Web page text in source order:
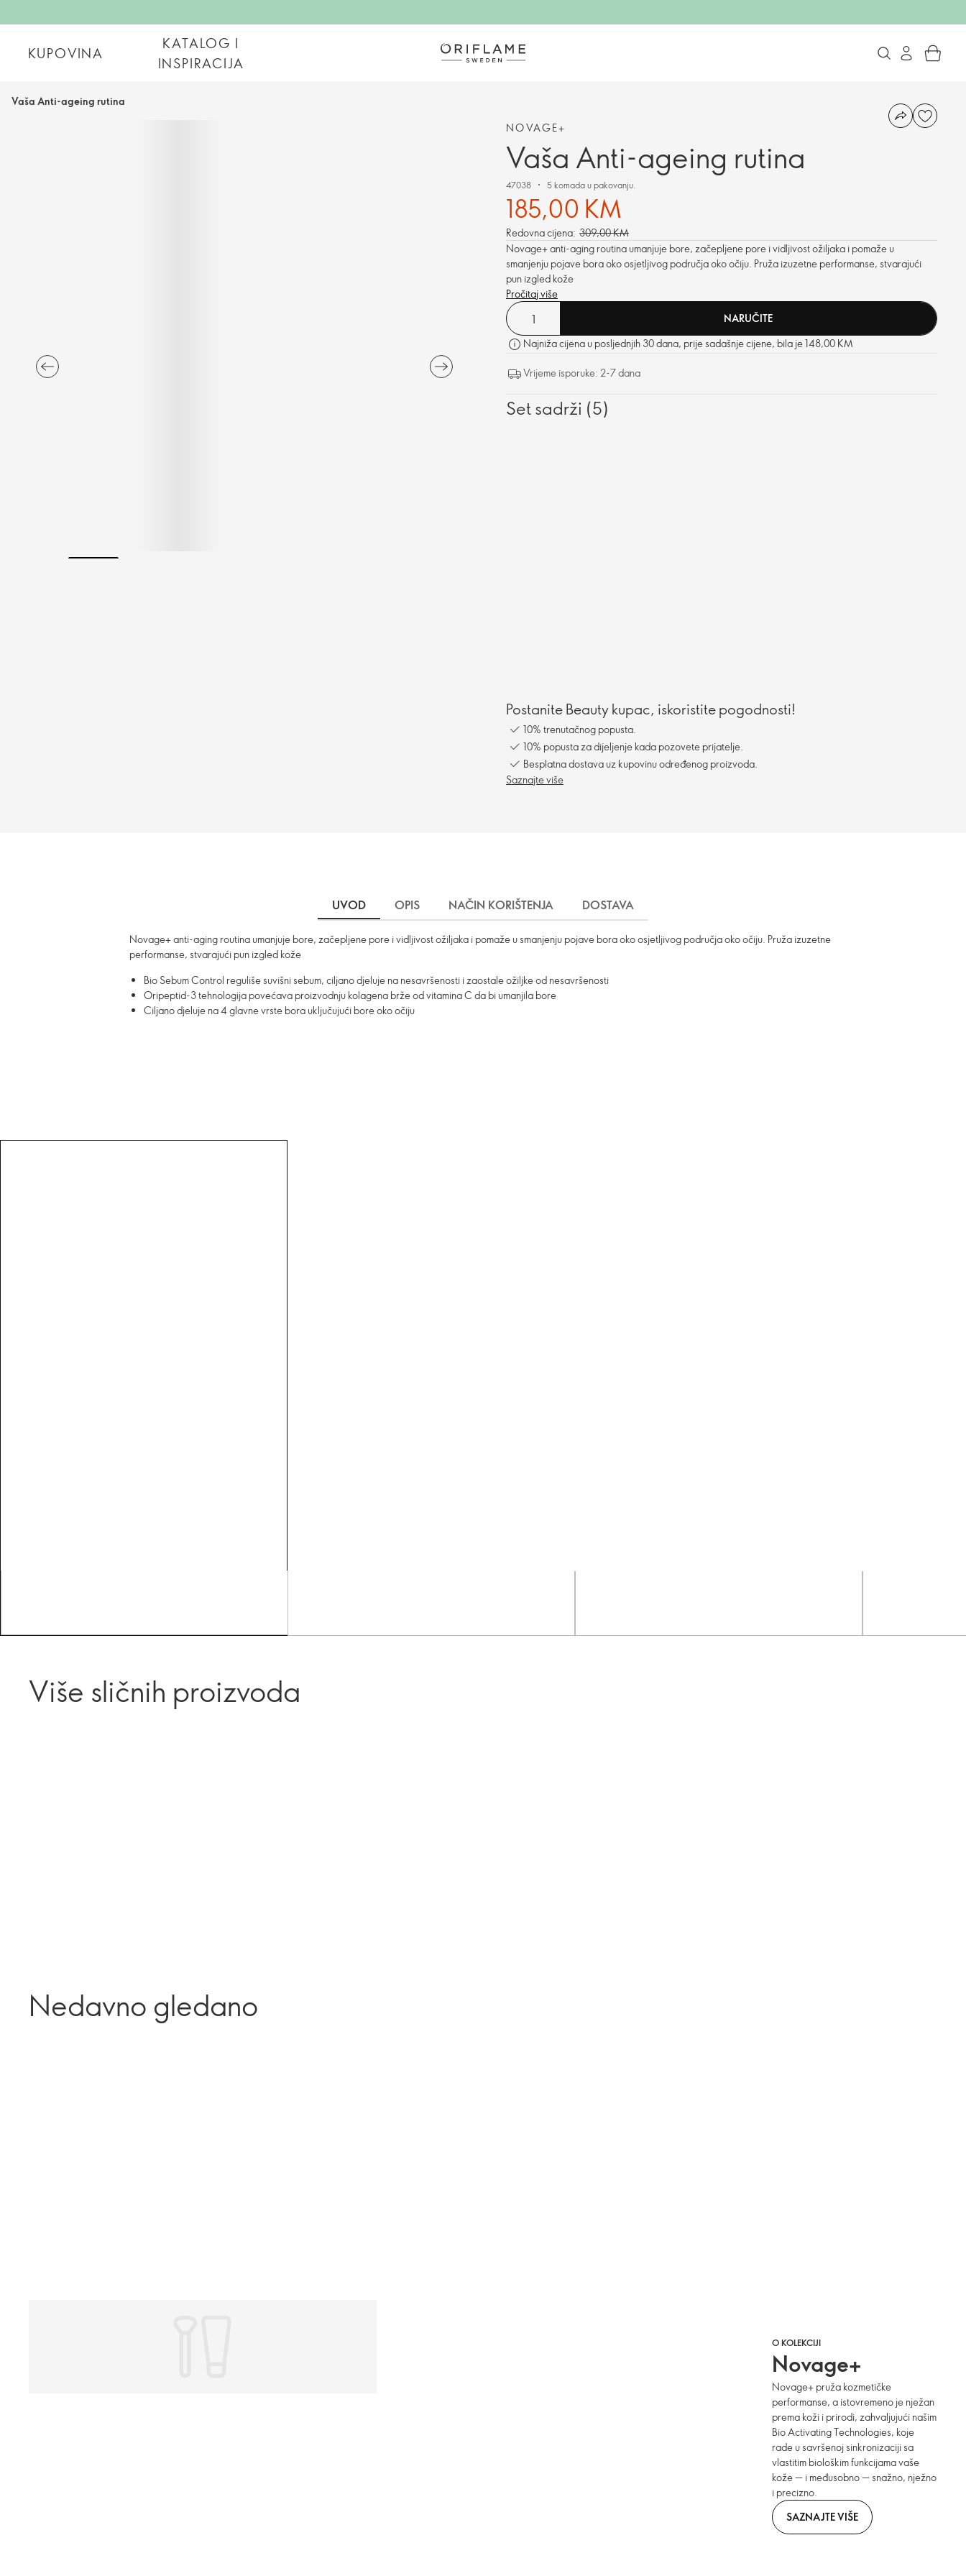
KUPOVINA
KATALOG I
INSPIRACIJA
Vaša Anti-ageing rutina
NOVAGE+
Vaša Anti-ageing rutina
47038 5 komada u pakovanju.
185,00 KM
Redovna cijena: 309,00 KM
Novage+ anti-aging routina umanjuje bore, začepljene pore i vidljivost ožiljaka i pomaže u
smanjenju pojave bora oko osjetljivog područja oko očiju. Pruža izuzetne performanse, stvarajući
pun izgled kože
Pročitaj više
NARUČITE
Najniža cijena u posljednjih 30 dana, prije sadašnje cijene, bila je 148,00 KM
Vrijeme isporuke: 2-7 dana
Set sadrži (5)
Postanite Beauty kupac, iskoristite pogodnosti!
10% trenutačnog popusta.
10% popusta za dijeljenje kada pozovete prijatelje.
Besplatna dostava uz kupovinu određenog proizvoda.
Saznajte više
UVOD OPIS NAČIN KORIŠTENJA DOSTAVA
Novage+ anti-aging routina umanjuje bore, začepljene pore i vidljivost ožiljaka i pomaže u smanjenju pojave bora oko osjetljivog područja oko očiju. Pruža izuzetne
performanse, stvarajući pun izgled kože
Bio Sebum Control reguliše suvišni sebum, ciljano djeluje na nesavršenosti i zaostale ožiljke od nesavršenosti
Oripeptid-3 tehnologija povećava proizvodnju kolagena brže od vitamina C da bi umanjila bore
Ciljano djeluje na 4 glavne vrste bora uključujući bore oko očiju
Više sličnih proizvoda
Nedavno gledano
O KOLEKCIJI
Novage+
Novage+ pruža kozmetičke
performanse, a istovremeno je nježan
prema koži i prirodi, zahvaljujući našim
Bio Activating Technologies, koje
rade u savršenoj sinkronizaciji sa
vlastitim biološkim funkcijama vaše
kože — i međusobno — snažno, nježno
i precizno.
SAZNAJTE VIŠE